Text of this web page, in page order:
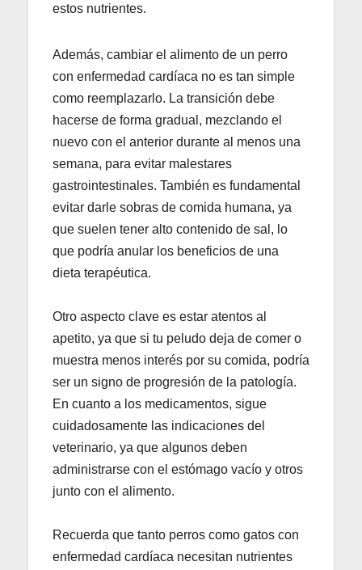
estos nutrientes.
Además, cambiar el alimento de un perro
con enfermedad cardíaca no es tan simple
como reemplazarlo. La transición debe
hacerse de forma gradual, mezclando el
nuevo con el anterior durante al menos una
semana, para evitar malestares
gastrointestinales. También es fundamental
evitar darle sobras de comida humana, ya
que suelen tener alto contenido de sal, lo
que podría anular los beneficios de una
dieta terapéutica.
Otro aspecto clave es estar atentos al
apetito, ya que si tu peludo deja de comer o
muestra menos interés por su comida, podría
ser un signo de progresión de la patología.
En cuanto a los medicamentos, sigue
cuidadosamente las indicaciones del
veterinario, ya que algunos deben
administrarse con el estómago vacío y otros
junto con el alimento.
Recuerda que tanto perros como gatos con
enfermedad cardíaca necesitan nutrientes